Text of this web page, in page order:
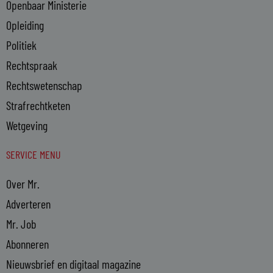
Openbaar Ministerie
Opleiding
Politiek
Rechtspraak
Rechtswetenschap
Strafrechtketen
Wetgeving
SERVICE MENU
Over Mr.
Adverteren
Mr. Job
Abonneren
Nieuwsbrief en digitaal magazine